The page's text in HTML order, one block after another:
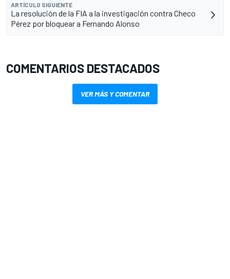
ARTÍCULO SIGUIENTE
La resolución de la FIA a la investigación contra Checo
Pérez por bloquear a Fernando Alonso
COMENTARIOS DESTACADOS
VER MÁS Y COMENTAR